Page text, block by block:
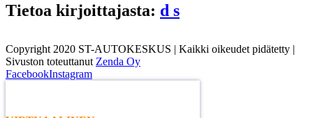
Tietoa kirjoittajasta: d s
Copyright 2020 ST-AUTOKESKUS | Kaikki oikeudet pidätetty |
Sivuston toteuttanut Zenda Oy
FacebookInstagram